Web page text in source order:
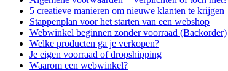
5 creatieve manieren om nieuwe klanten te krijgen
Stappenplan voor het starten van een webshop
Webwinkel beginnen zonder voorraad (Backorder)
Welke producten ga je verkopen?
Je eigen voorraad of dropshipping
Waarom een webwinkel?